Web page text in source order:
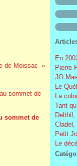
de Moissac
sommet de
En
Pierre
JO
Le
La
Tant
Cladel,
Petit
Le